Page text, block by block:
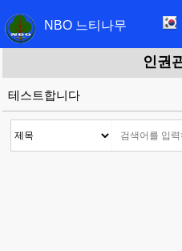
NBO 느티나무
인권
테스트합니다